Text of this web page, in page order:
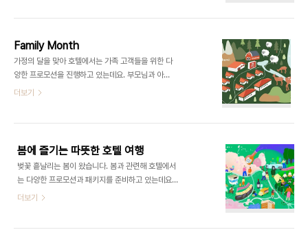
와 아동용 래시가드가 제공된다. 이와 함께 투래빗 댄
지 다양한 여름 액티비티와 굿즈가 포함된 이번 패키
지는 국내에서 운영 중인 켄싱턴호텔앤리조트 14
곳 전 지점에서 출시됐으며, 고객조사를 통해 여름 휴
양지에서 고객이 선호하는 여름 액티비티 콘텐츠
와 굿즈가 다양하게 포함된 것이 특징이다. 패키지
장, 인근 해수욕장 선베드, 수상레저 등), 선크림 1개,
공) 등이다. 패키지..
Family Month
가정의 달을 맞아 호텔에서는 가족 고객들을 위한 다
양한 프로모션을 진행하고 있는데요. 부모님과 아이
들을 위해 준비된 다양한 프로모션, 지금부터 살펴 보
프트 카드 구매 고객을 대상으로 가정의 달 이벤트를
진행한다. 이벤트 내용은 e기프트 카드 30만 원 구
매 시 5만 원, 50만 원 구매 시 8만 원, 100만 원
구매 시 20만 원의 객실 혜택 쿠폰이 제공된다. e기
프트 카드는 최소 1만 원부터 최대 100만 원까지 다
기능을 통해 선물받는 사람의 연락처만 입력하면 간
더보기
봄에 즐기는 따뜻한 호텔 여행
벚꽃 흩날리는 봄이 왔습니다. 봄과 관련해 호텔에서
는 다양한 프로모션과 패키지를 준비하고 있는데요.
봄 감성 가득한 이벤트들, 지금부터 살펴보시죠! 워커
더보기